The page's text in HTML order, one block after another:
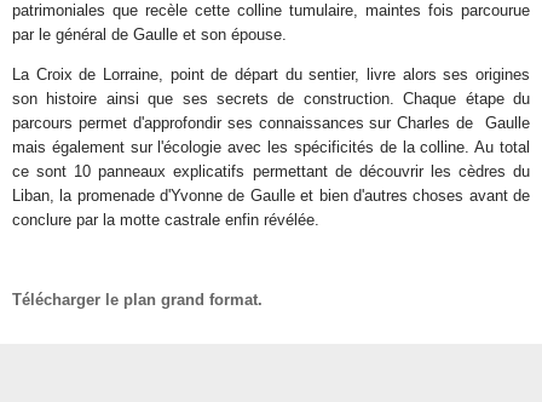
patrimoniales que recèle cette colline tumulaire, maintes fois parcourue
par le général de Gaulle et son épouse.
La Croix de Lorraine, point de départ du sentier, livre alors ses origines
son histoire ainsi que ses secrets de construction. Chaque étape du
parcours permet d'approfondir ses connaissances sur Charles de Gaulle
mais également sur l'écologie avec les spécificités de la colline. Au total
ce sont 10 panneaux explicatifs permettant de découvrir les cèdres du
Liban, la promenade d'Yvonne de Gaulle et bien d'autres choses avant de
conclure par la motte castrale enfin révélée.
Télécharger le plan grand format.